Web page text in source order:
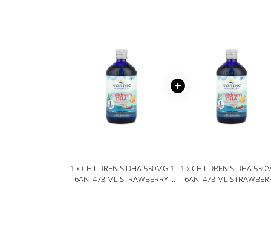
1 x CHILDREN'S DHA 530MG 1-
6ANI 473 ML STRAWBERRY -
1 x CHILDREN'S DHA
6ANI 473 ML